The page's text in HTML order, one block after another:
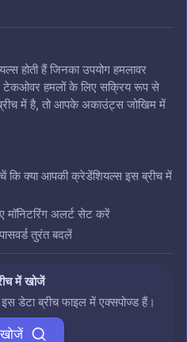
होती हैं जिनका उपयोग हमलावर
हमलों के लिए सक्रिय रूप से
में है, तो आपके अकाउंट्स जोखिम में
क्या आपकी क्रेडेंशियल्स इस ब्रीच में
अलर्ट सेट करें
तुरंत बदलें
में खोजें
डेटा ब्रीच फाइल में एक्सपोज्ड हैं।